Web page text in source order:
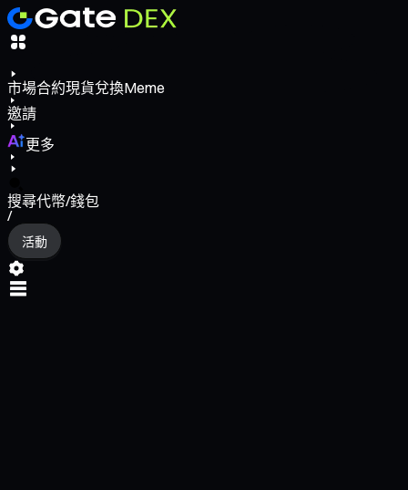
市場合約現貨兌換Meme
邀請
更多
搜尋代幣/錢包
/
活動